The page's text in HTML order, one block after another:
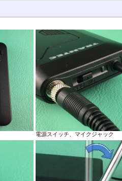
電源スイッチ、マイクジャック